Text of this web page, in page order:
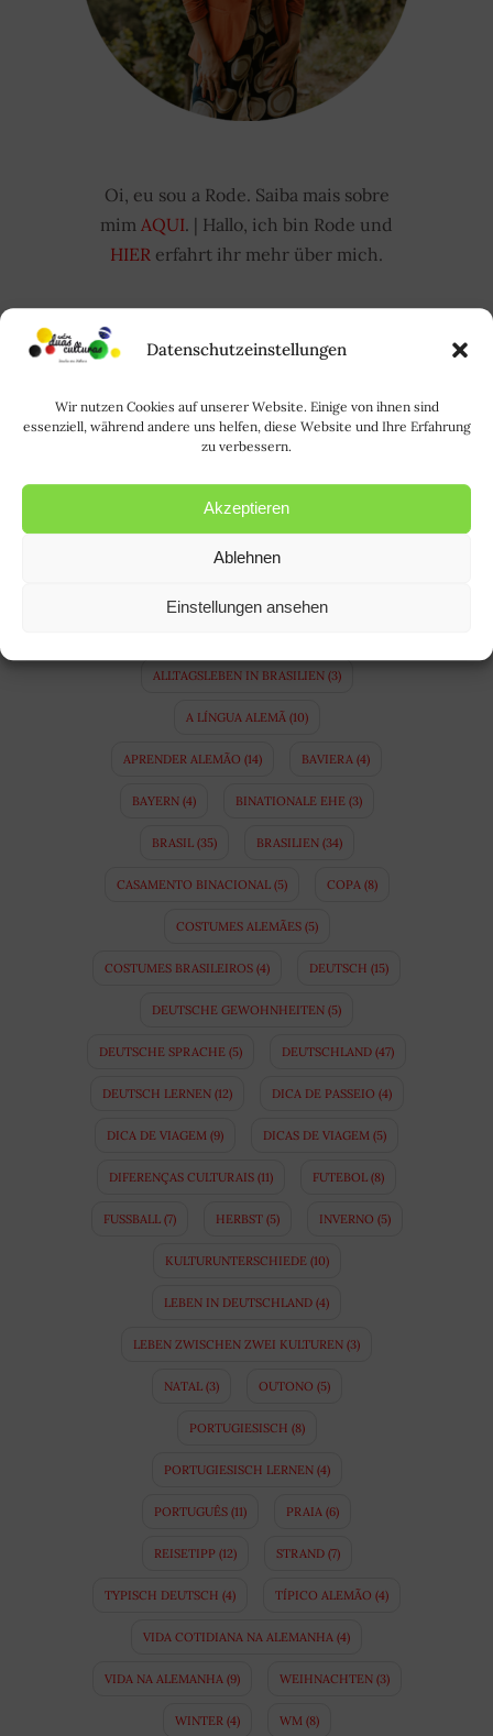
Datenschutzeinstellungen
Wir nutzen Cookies auf unserer Website. Einige von ihnen sind
essenziell, während andere uns helfen, diese Website und Ihre Erfahrung
zu verbessern.
Akzeptieren
Ablehnen
Einstellungen ansehen
Oi, eu sou a Rode. Saiba mais sobre
mim AQUI. | Hallo, ich bin Rode und
HIER erfahrt ihr mehr über mich.
nach:
FOLLOW US
ALLTAGSLEBEN IN BRASILIEN(3)
A LÍNGUA ALEMÃ(10)
APRENDER ALEMÃO (14) BAVIERA (4)
BAYERN(4) BINATIONALE EHE(3)
BRASIL(35) BRASILIEN(34)
CASAMENTO BINACIONAL(5) COPA(8)
COSTUMES ALEMÃES(5)
COSTUMES BRASILEIROS (4) DEUTSCH (15)
DEUTSCHE GEWOHNHEITEN (5)
DEUTSCHE SPRACHE (5) DEUTSCHLAND (47)
DEUTSCH LERNEN(12) DICA DE PASSEIO (4)
DICA DE VIAGEM (9) DICAS DE VIAGEM (5)
DIFERENÇAS CULTURAIS (11) FUTEBOL (8)
FUSSBALL (7) HERBST(5) INVERNO (5)
KULTURUNTERSCHIEDE(10)
LEBEN IN DEUTSCHLAND (4)
LEBEN ZWISCHEN ZWEI KULTUREN (3)
NATAL(3) OUTONO (5)
PORTUGIESISCH (8)
PORTUGIESISCH LERNEN(4)
PORTUGUÊS (11) PRAIA (6)
REISETIPP(12) STRAND(7)
TYPISCH DEUTSCH (4) TÍPICO ALEMÃO (4)
VIDA COTIDIANA NA ALEMANHA (4)
VIDA NA ALEMANHA(9) WEIHNACHTEN(3)
WINTER(4) WM(8)